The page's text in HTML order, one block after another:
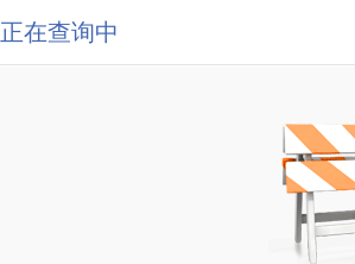
正在查询中